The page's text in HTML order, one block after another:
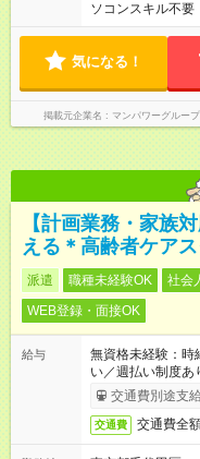
ソコンスキル不要
気になる！
掲載元企業名 マンパワーグルー
【計画業務・家族
える＊高齢者ケア
派遣 職種未経験OK 社会
WEB登録・面接OK
給与
無資格未経験：
い／週払い制度あ
完了次第のお支払
交通費別途支
交通費 交通費全